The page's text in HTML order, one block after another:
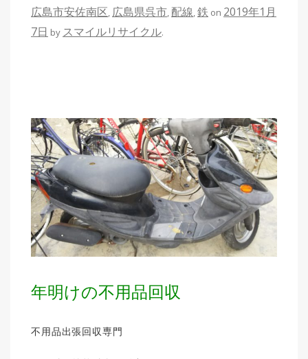
広島市安佐南区 広島県呉市 配線 鉄 on 2019年1月
7日 by スマイルリサイクル.
年明けの不用品回収
不用品出張回収専門